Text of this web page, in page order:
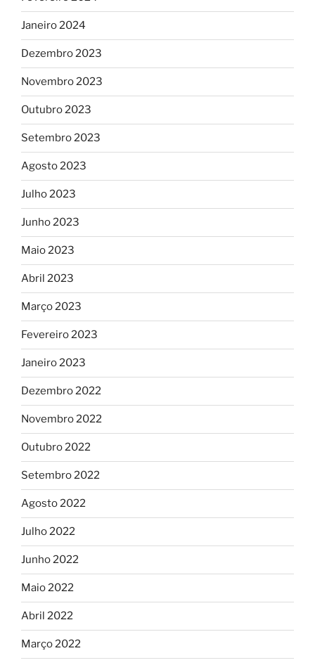
Janeiro 2024
Dezembro 2023
Novembro 2023
Outubro 2023
Setembro 2023
Agosto 2023
Julho 2023
Junho 2023
Maio 2023
Abril 2023
Março 2023
Fevereiro 2023
Janeiro 2023
Dezembro 2022
Novembro 2022
Outubro 2022
Setembro 2022
Agosto 2022
Julho 2022
Junho 2022
Maio 2022
Abril 2022
Março 2022